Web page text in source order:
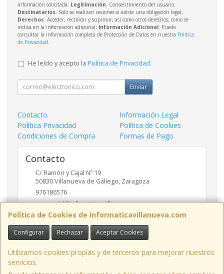
Política de Cookies de informaticavillanueva.com
Configurar Rechazar Aceptar Cookies
Utilizamos cookies propias y de terceros para mejorar nuestros
servicios.
información solicitada; Legitimación: Consentimiento del usuario;
Destinatarios: Solo se realizan cesiones si existe una obligación legal;
Derechos: Acceder, rectificar y suprimir, así como otros derechos, como se
indica en la información adicional; Información Adicional: Puede
consultar la información completa de Protección de Datos en nuestra Política
de Privacidad
He leído y acepto la Política de Privacidad.
Enviar
Contacto
Información Legal
Política Privacidad
Política de Cookies
Condiciones de Compra
Formas de Pago
Contacto
C/ Ramón y Cajal Nº 19
50830Villanueva de Gállego, Zaragoza
976186576
comercial@informaticavillanueva.com
Horario
De Lunes a Viernes. 10-13:30 16:30-19:30 H.